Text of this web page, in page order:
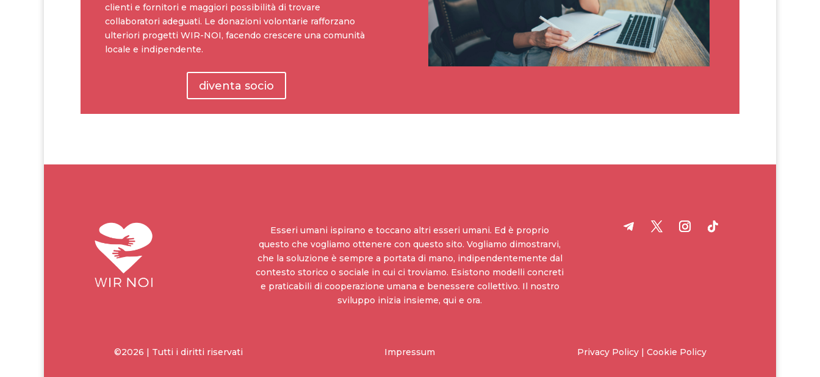
clienti e fornitori e maggiori possibilità di trovare
collaboratori adeguati. Le donazioni volontarie rafforzano
ulteriori progetti WIR-NOI, facendo crescere una comunità
locale e indipendente.
diventa socio
Esseri umani ispirano e toccano altri esseri umani. Ed è proprio
questo che vogliamo ottenere con questo sito. Vogliamo dimostrarvi,
che la soluzione è sempre a portata di mano, indipendentemente dal
contesto storico o sociale in cui ci troviamo. Esistono modelli concreti
e praticabili di cooperazione umana e benessere collettivo. Il nostro
sviluppo inizia insieme, qui e ora.
©2026 | Tutti i diritti riservati Impressum Privacy Policy | Cookie Policy